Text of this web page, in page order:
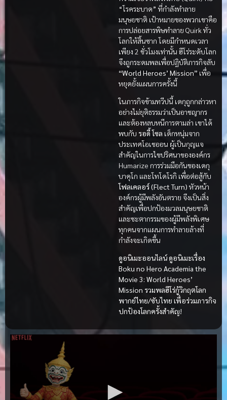
“โรคระบาด” ที่กำลังทำลาย
มนุษยชาติ เป้าหมายของพวกเขาคือ
การปล่อยสารพิษทำลาย Quirk ทั่ว
โลกให้สิ้นซาก โดยมีกำหนดเวลา
เพียง 2 ชั่วโมงเท่านั้น ฮีโร่ระดับโลก
จึงถูกระดมพลเพื่อปฏิบัติภารกิจลับ
“World Heroes’ Mission” เพื่อ
หยุดยั้งแผนการครั้งนี้
ในภารกิจข้ามทวีปนี้ เดกุถูกกล่าวหา
อย่างไม่ยุติธรรมว่าเป็นอาชญากร
และต้องหลบหนีการตามล่า เขาได้
พบกับ รอดี้ โซล เด็กหนุ่มจาก
ประเทศโอเชออน ผู้เป็นกุญแจ
สำคัญในการไขปริศนาขององค์กร
Humarize การร่วมมือกันของเดกุ
บาคุโก และโทโดโรกิ เพื่อต่อสู้กับ
โฟลเคลอร์ (Flect Turn) หัวหน้า
องค์กรผู้มีพลังอันตราย จึงเป็นสิ่ง
สำคัญเพื่อปกป้องมวลมนุษยชาติ
และชะตากรรมของผู้มีพลังพิเศษ
ทุกคนจากแผนการทำลายล้างที่
กำลังจะเกิดขึ้น
ดูอนิเมะออนไลน์ ดูอนิเมะเรื่อง
Boku no Hero Academia the
Movie 3: World Heroes’
Mission รวมพลฮีโร่กู้วิกฤตโลก
พากย์ไทย/ซับไทย เพื่อร่วมภารกิจ
ปกป้องโลกครั้งสำคัญ!